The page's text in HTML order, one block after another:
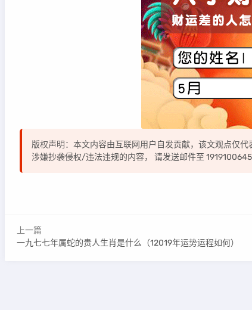
版权声明：本文内容由互联网用户自发贡献，该文观点仅
涉嫌抄袭侵权/违法违规的内容， 请发送邮件至
上一篇
一九七七年属蛇的贵人生肖是什么（12019年运势运程如何）